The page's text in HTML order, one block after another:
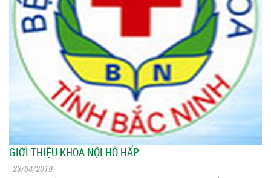
GIỚI THIỆU KHOA NỘI HÔ HẤP
23/04/2019